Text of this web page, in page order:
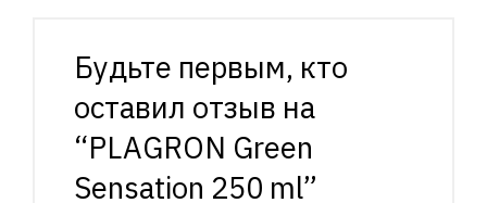
Будьте первым, кто
оставил отзыв на
“PLAGRON Green
Sensation 250 ml”